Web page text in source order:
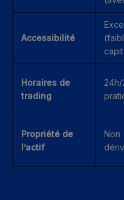
Accessibilité
Horaires de
trading
Propriété de
l’actif
Non